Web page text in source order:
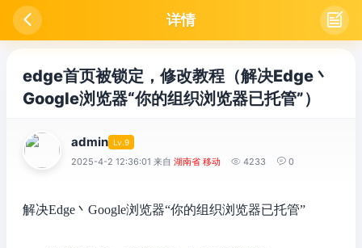
 详情 
edge首页被锁定，修改教程（解决Edge丶
Google浏览器“你的组织浏览器已托管”）
admin Lv.9
2025-4-2 12:36:01 来自 湖南省 移动  4233  0
解决Edge丶Google浏览器“你的组织浏览器已托管”